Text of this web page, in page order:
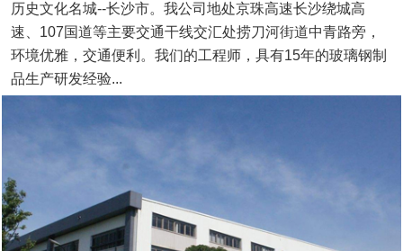
历史文化名城--长沙市。我公司地处京珠高速长沙绕城高
速、107国道等主要交通干线交汇处捞刀河街道中青路旁，
环境优雅，交通便利。我们的工程师，具有15年的玻璃钢制
品生产研发经验...